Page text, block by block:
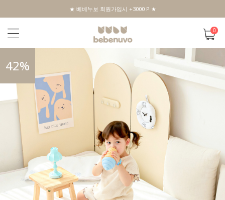
★ 베베누보 회원가입시 +3000 P ★
0
42%